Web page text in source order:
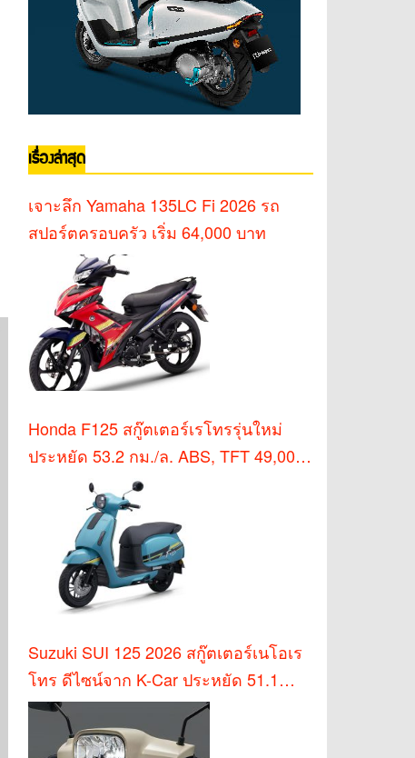
เรื่องล่าสุด
เจาะลึก Yamaha 135LC Fi 2026 รถ
สปอร์ตครอบครัว เริ่ม 64,000 บาท
Honda F125 สกู๊ตเตอร์เรโทรรุ่นใหม่
ประหยัด 53.2 กม./ล. ABS, TFT 49,000
Suzuki SUI 125 2026 สกู๊ตเตอร์เนโอเร
โทร ดีไซน์จาก K-Car ประหยัด 51.1
กม./ล.